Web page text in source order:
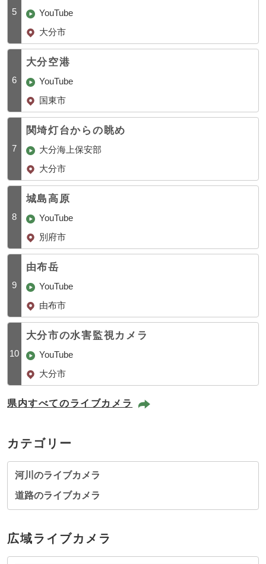
5
YouTube
大分市
6
大分空港
YouTube
国東市
7
関埼灯台からの眺め
大分海上保安部
大分市
8
城島高原
YouTube
別府市
9
由布岳
YouTube
由布市
10
大分市の水害監視カメラ
YouTube
大分市
県内すべてのライブカメラ
カテゴリー
河川のライブカメラ
道路のライブカメラ
広域ライブカメラ